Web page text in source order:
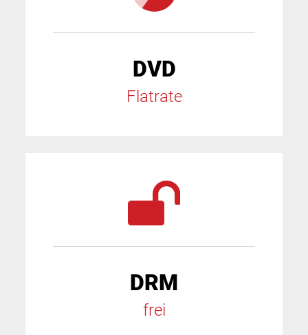
DVD
Flatrate
DRM
frei